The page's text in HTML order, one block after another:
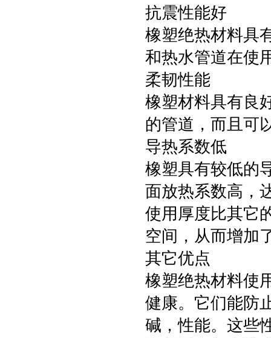
抗震性能好
橡塑绝热材料具
和热水管道在使
柔韧性能
橡塑材料具有良
的管道，而且可
导热系数低
橡塑具有较低的
面放热系数高，
使用厚度比其它
空间，从而增加
其它优点
橡塑绝热材料使
健康。它们能防
碱，性能。这些